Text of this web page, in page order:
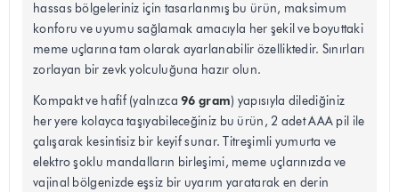
hassas bölgeleriniz için tasarlanmış bu ürün, maksimum
konforu ve uyumu sağlamak amacıyla her şekil ve boyuttaki
meme uçlarına tam olarak ayarlanabilir özelliktedir. Sınırları
zorlayan bir zevk yolculuğuna hazır olun.
Kompakt ve hafif (yalnızca96 gram) yapısıyla dilediğiniz
her yere kolayca taşıyabileceğiniz bu ürün, 2 adet AAA pil ile
çalışarak kesintisiz bir keyif sunar. Titreşimli yumurta ve
elektro şoklu mandalların birleşimi, meme uçlarınızda ve
vajinal bölgenizde eşsiz bir uyarım yaratarak en derin